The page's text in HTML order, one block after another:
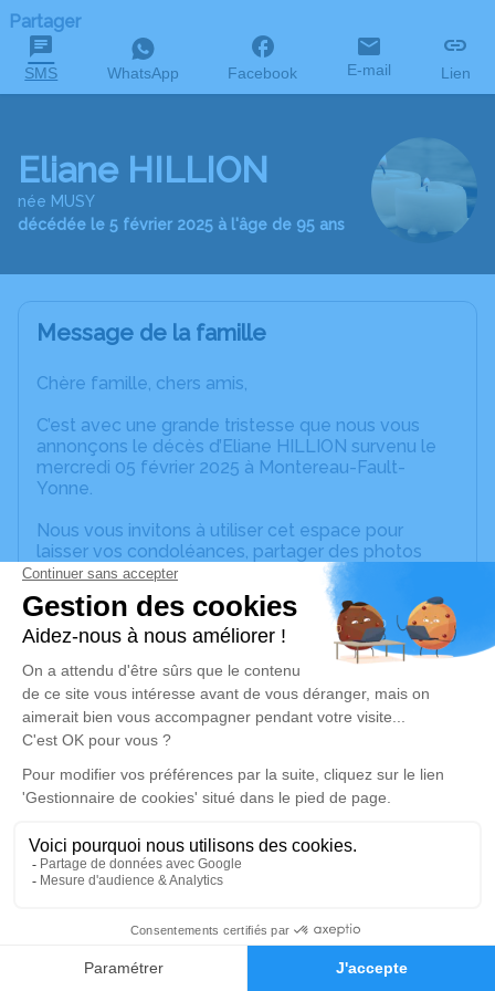
Faire-part Hommages
Partager
SMS WhatsApp Facebook E-mail Lien
Eliane HILLION
née MUSY
décédée le 5 février 2025 à l'âge de 95 ans
Message de la famille
Chère famille, chers amis,
C’est avec une grande tristesse que nous vous
annonçons le décès d’Eliane HILLION survenu le
mercredi 05 février 2025 à Montereau-Fault-
Yonne.
Nous vous invitons à utiliser cet espace pour
laisser vos condoléances, partager des photos
souvenirs, une anecdote ou exprimer vos pensées
à travers des poèmes ou des textes. Cet endroit
est un lieu d'expression dédié à honorer la
mémoire d’Eliane HILLION.
Un service de plantation d’arbre hommage est
disponible ici.
mercredi 12 février 2025 à 10h45
Cimetière de Jaulnes
77480 Jaulnes